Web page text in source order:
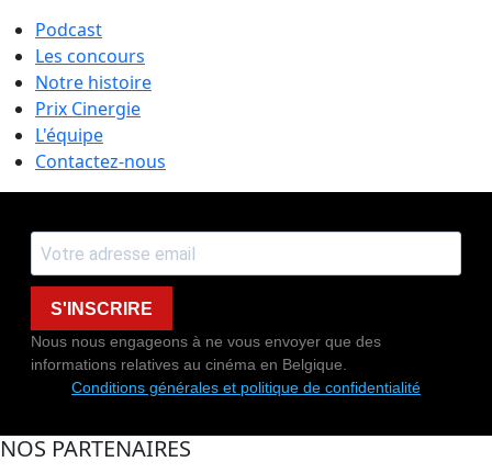
Podcast
Les concours
Notre histoire
Prix Cinergie
L'équipe
Contactez-nous
S'INSCRIRE
Nous nous engageons à ne vous envoyer que des
informations relatives au cinéma en Belgique.
Conditions générales et politique de confidentialité
NOS PARTENAIRES